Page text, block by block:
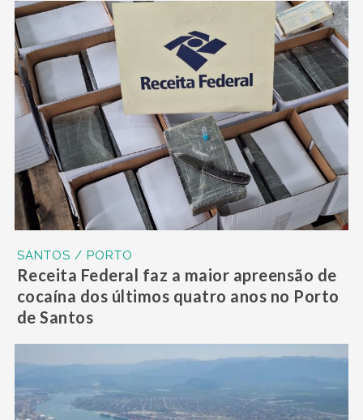
SANTOS / PORTO
Receita Federal faz a maior apreensão de
cocaína dos últimos quatro anos no Porto
de Santos